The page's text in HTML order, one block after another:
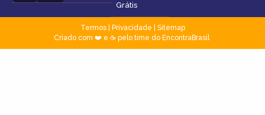
Grátis
Termos| Privacidade
Sitemap
Criado com ❤️ e ☕ pelo time do EncontraBrasil